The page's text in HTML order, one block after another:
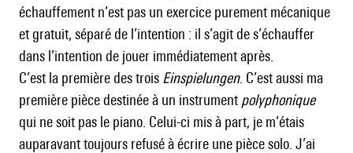
échauffement n’est pas un exercice purement mécanique
et gratuit, séparé de l’intention : il s’agit de s’échauffer
dans l’intention de jouer immédiatement après.
C’est la première des trois Einspielungen. C’est aussi ma
première pièce destinée à un instrument polyphonique
qui ne soit pas le piano. Celui-ci mis à part, je m’étais
auparavant toujours refusé à écrire une pièce solo. J’ai